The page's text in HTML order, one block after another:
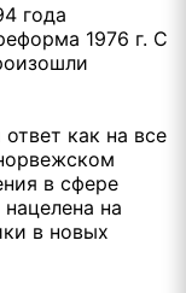
года
1976 г. С
как на все
в сфере
на
в новых